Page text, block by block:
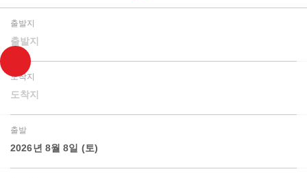
출발지
출발지
도착지
도착지
출발
2026년 8월 8일 (토)